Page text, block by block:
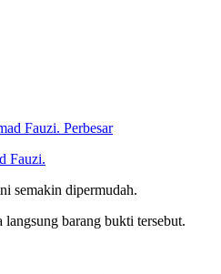
Perbesar
Fauzi.
semakin dipermudah.
langsung barang bukti tersebut.